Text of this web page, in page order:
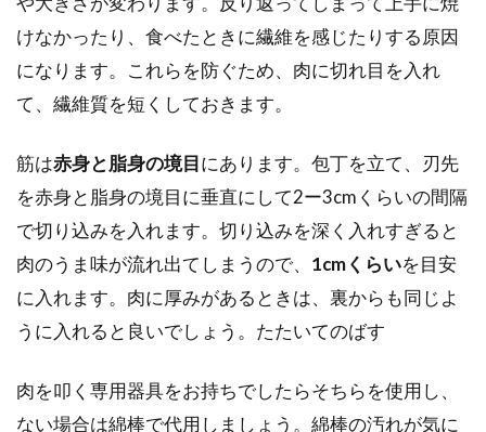
けなかったり、食べたときに繊維を感じたりする原因
になります。これらを防ぐため、肉に切れ目を入れ
て、繊維質を短くしておきます。
筋は赤身と脂身の境目にあります。包丁を立て、刃先
を赤身と脂身の境目に垂直にして2ー3cmくらいの間隔
で切り込みを入れます。切り込みを深く入れすぎると
肉のうま味が流れ出てしまうので、 1cmくらいを目安
に入れます。肉に厚みがあるときは、裏からも同じよ
うに入れると良いでしょう。たたいてのばす
肉を叩く専用器具をお持ちでしたらそちらを使用し、
ない場合は綿棒で代用しましょう。綿棒の汚れが気に